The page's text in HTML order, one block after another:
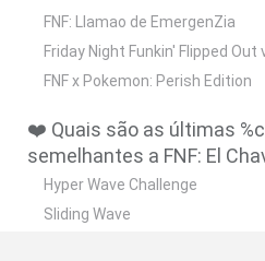
FNF: Llamao de EmergenZia
Friday Night Funkin' Flipped Out
FNF x Pokemon: Perish Edition
❤️ Quais são as últimas
semelhantes a FNF: El
Hyper Wave Challenge
Sliding Wave